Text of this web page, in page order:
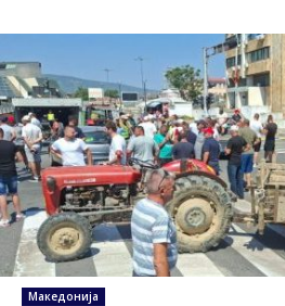
Македонија